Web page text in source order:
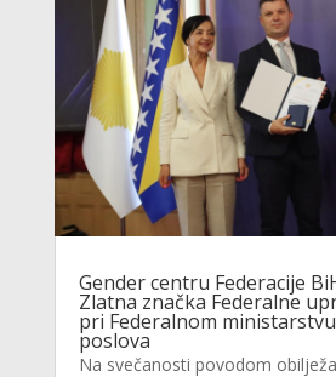
Gender centru Federacije
Zlatna značka Federalne
pri Federalnom
poslova
Na svečanosti povodom